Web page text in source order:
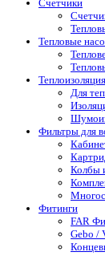
Счетчики
Тепловые
Для
Фильтры для
Колбы
Фитинги
FAR
Gebo /